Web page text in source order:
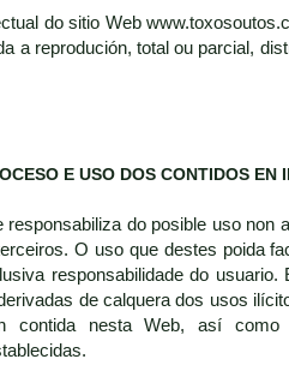
do sitio Web
a reprodución, total ou parcial,
E USO DOS CONTIDOS EN
responsabiliza do posible uso
O uso que destes poida
responsabilidade do
de calquera dos usos
contida nesta Web, así